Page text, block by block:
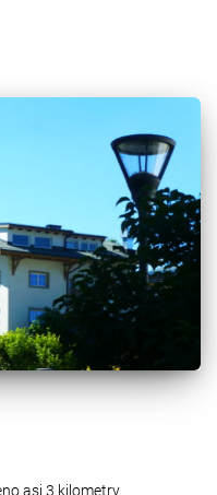
asi 3 kilometry.